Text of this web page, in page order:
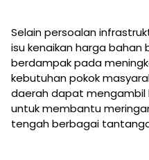
Selain persoalan
isu kenaikan harga bahan
berdampak pada
kebutuhan pokok
daerah dapat
untuk membantu
tengah berbagai